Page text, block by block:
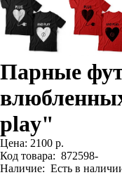
Парные
play"
Цена: 2100 р.
Код товара: 872598-
Наличие: Есть в